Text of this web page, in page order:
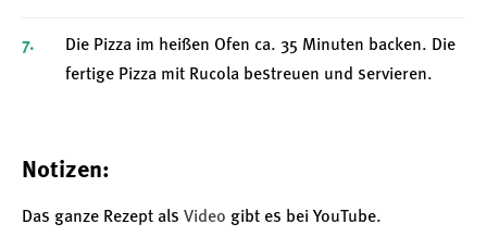
Die Pizza im heißen Ofen ca. 35 Minuten backen. Die
fertige Pizza mit Rucola bestreuen und servieren.
Notizen:
Das ganze Rezept als Video gibt es bei YouTube.